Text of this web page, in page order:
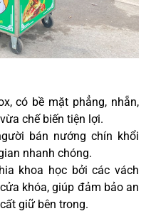
có bề mặt phẳng, nhẵn,
chế biến tiện lợi.
bán nướng chín khổi
nhanh chóng.
khoa học bởi các vách
khóa, giúp đảm bảo an
giữ bên trong.